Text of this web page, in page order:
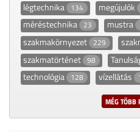
légtechnika 134 megújulók
méréstechnika 23 mustra
szakmakörnyezet 229
szakmatörténet 98
technológia 128 vízellátás
MÉG